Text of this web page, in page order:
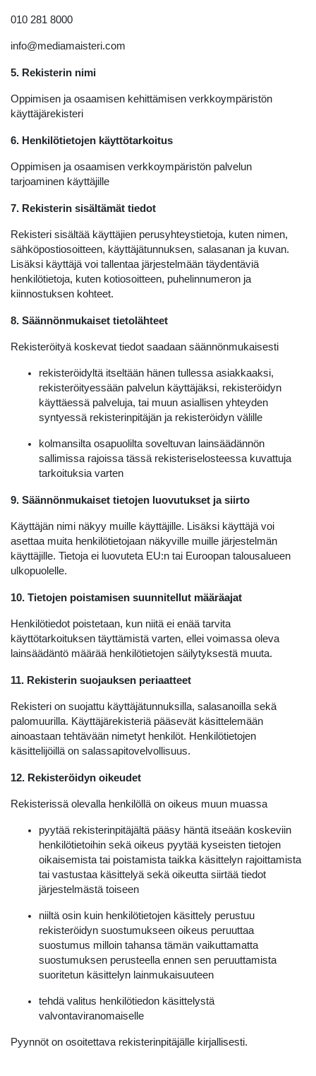
010 281 8000
info@mediamaisteri.com
5. Rekisterin nimi
Oppimisen ja osaamisen kehittämisen verkkoympäristön
käyttäjärekisteri
6. Henkilötietojen käyttötarkoitus
Oppimisen ja osaamisen verkkoympäristön palvelun
tarjoaminen käyttäjille
7. Rekisterin sisältämät tiedot
Rekisteri sisältää käyttäjien perusyhteystietoja, kuten nimen,
sähköpostiosoitteen, käyttäjätunnuksen, salasanan ja kuvan.
Lisäksi käyttäjä voi tallentaa järjestelmään täydentäviä
henkilötietoja, kuten kotiosoitteen, puhelinnumeron ja
kiinnostuksen kohteet.
8. Säännönmukaiset tietolähteet
Rekisteröityä koskevat tiedot saadaan säännönmukaisesti
rekisteröidyltä itseltään hänen tullessa asiakkaaksi,
rekisteröityessään palvelun käyttäjäksi, rekisteröidyn
käyttäessä palveluja, tai muun asiallisen yhteyden
syntyessä rekisterinpitäjän ja rekisteröidyn välille
kolmansilta osapuolilta soveltuvan lainsäädännön
sallimissa rajoissa tässä rekisteriselosteessa kuvattuja
tarkoituksia varten
9. Säännönmukaiset tietojen luovutukset ja siirto
Käyttäjän nimi näkyy muille käyttäjille. Lisäksi käyttäjä voi
asettaa muita henkilötietojaan näkyville muille järjestelmän
käyttäjille. Tietoja ei luovuteta EU:n tai Euroopan talousalueen
ulkopuolelle.
10. Tietojen poistamisen suunnitellut määräajat
Henkilötiedot poistetaan, kun niitä ei enää tarvita
käyttötarkoituksen täyttämistä varten, ellei voimassa oleva
lainsäädäntö määrää henkilötietojen säilytyksestä muuta.
11. Rekisterin suojauksen periaatteet
Rekisteri on suojattu käyttäjätunnuksilla, salasanoilla sekä
palomuurilla. Käyttäjärekisteriä pääsevät käsittelemään
ainoastaan tehtävään nimetyt henkilöt. Henkilötietojen
käsittelijöillä on salassapitovelvollisuus.
12. Rekisteröidyn oikeudet
Rekisterissä olevalla henkilöllä on oikeus muun muassa
pyytää rekisterinpitäjältä pääsy häntä itseään koskeviin
henkilötietoihin sekä oikeus pyytää kyseisten tietojen
oikaisemista tai poistamista taikka käsittelyn rajoittamista
tai vastustaa käsittelyä sekä oikeutta siirtää tiedot
järjestelmästä toiseen
niiltä osin kuin henkilötietojen käsittely perustuu
rekisteröidyn suostumukseen oikeus peruuttaa
suostumus milloin tahansa tämän vaikuttamatta
suostumuksen perusteella ennen sen peruuttamista
suoritetun käsittelyn lainmukaisuuteen
tehdä valitus henkilötiedon käsittelystä
valvontaviranomaiselle
Pyynnöt on osoitettava rekisterinpitäjälle kirjallisesti.